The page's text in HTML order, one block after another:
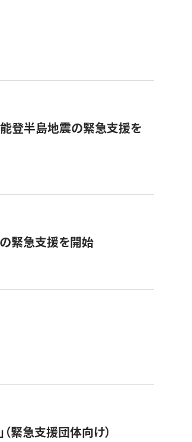
能登半島地震の緊急支援を
緊急支援を開始
緊急支援団体向け）